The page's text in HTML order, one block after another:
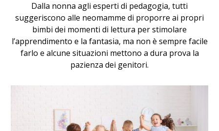
Dalla nonna agli esperti di pedagogia, tutti
suggeriscono alle neomamme di proporre ai propri
bimbi dei momenti di lettura per stimolare
l’apprendimento e la fantasia, ma non è sempre facile
farlo e alcune situazioni mettono a dura prova la
pazienza dei genitori.